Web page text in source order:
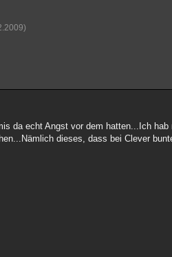
da echt Angst vor dem hatten...Ich
dieses, dass bei Clever